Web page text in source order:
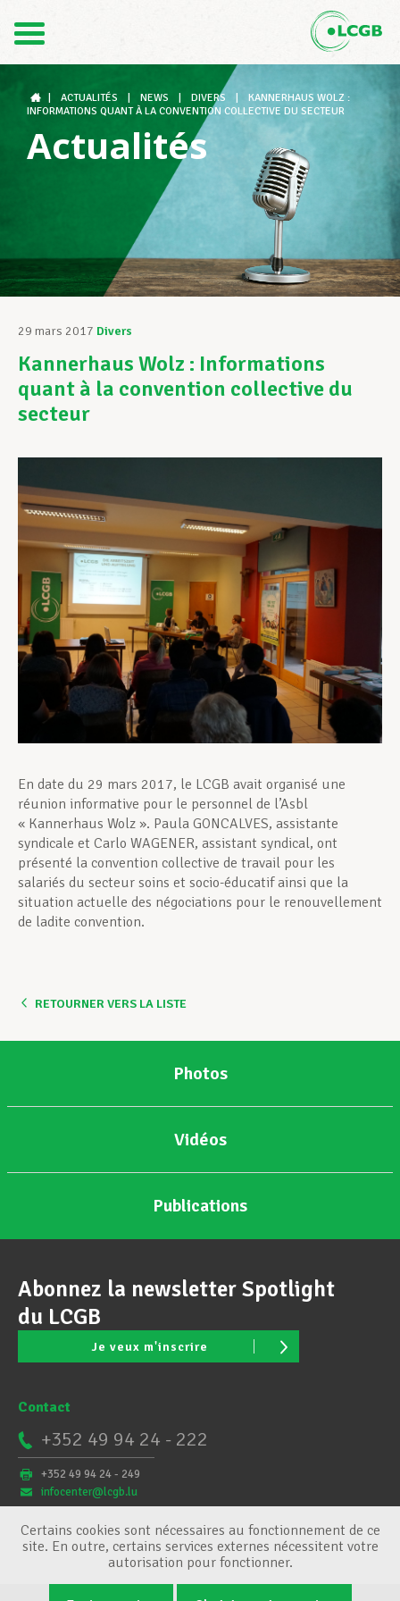
DE
Le LCGB
Structures syndicales
Assistance au Travail
Vos droits
Développement professionnel
Devenir Membre
Actualités
ACTUALITÉS NEWS DIVERS
KANNERHAUS WOLZ :
INFORMATIONS QUANT À LA CONVENTION COLLECTIVE DU SECTEUR
Actualités
29 mars 2017 Divers
Kannerhaus Wolz : Informations
quant à la convention collective du
secteur
En date du 29 mars 2017, le LCGB avait organisé une
réunion informative pour le personnel de l’Asbl
« Kannerhaus Wolz ». Paula GONCALVES, assistante
syndicale et Carlo WAGENER, assistant syndical, ont
présenté la convention collective de travail pour les
salariés du secteur soins et socio-éducatif ainsi que la
situation actuelle des négociations pour le renouvellement
de ladite convention.
RETOURNER VERS LA LISTE
Photos
Vidéos
Publications
Abonnez la newsletter Spotlight
du LCGB
Je veux m'inscrire
Contact
+352 49 94 24 - 222
+352 49 94 24 - 249
infocenter@lcgb.lu
Certains cookies sont nécessaires au fonctionnement de ce
site. En outre, certains services externes nécessitent votre
autorisation pour fonctionner.